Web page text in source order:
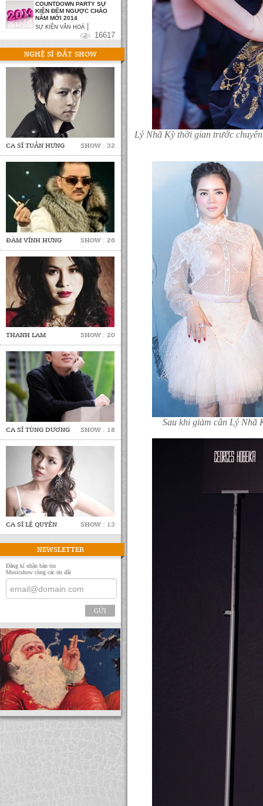
COUNTDOWN PARTY SỰ
KIỆN ĐẾM NGƯỢC CHÀO
NĂM MỚI 2014
SỰ KIỆN VĂN HOÁ
16617
NGHỆ SĨ ĐẮT SHOW
CA SĨ TUẤN HƯNG SHOW : 32
ĐÀM VĨNH HƯNG SHOW : 26
THANH LAM SHOW : 20
CA SĨ TÙNG DƯƠNG SHOW : 18
CA SĨ LỆ QUYÊN SHOW : 13
NEWSLETTER
Đăng kí nhận bản tin
Musicshow cùng các ưu đãi
GỬI
Lý Nhã Kỳ thời gian trước
Sau khi giảm cân Lý Nhã